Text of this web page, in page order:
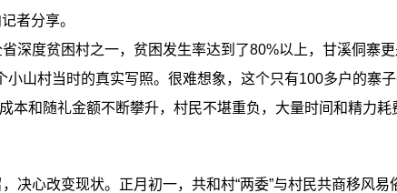
者分享。
度贫困村之一，贫困发生率达到了80%以上，甘溪侗寨更
小山村当时的真实写照。很难想象，这个只有100多户的寨
本和随礼金额不断攀升，村民不堪重负，大量时间和精力
心改变现状。正月初一，共和村“两委”与村民共商移风易